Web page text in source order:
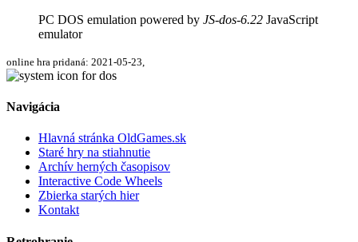
PC DOS emulation powered by JS-dos-6.22 JavaScript
emulator
online hra pridaná: 2021-05-23,
Navigácia
Hlavná stránka OldGames.sk
Staré hry na stiahnutie
Archív herných časopisov
Interactive Code Wheels
Zbierka starých hier
Kontakt